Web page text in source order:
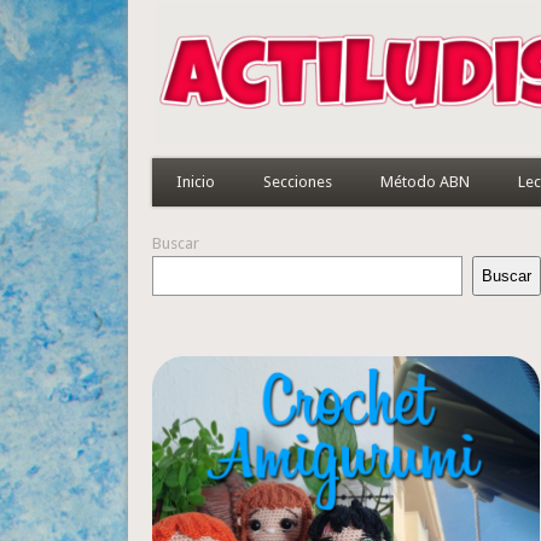
Inicio Secciones Método ABN
Buscar
Buscar